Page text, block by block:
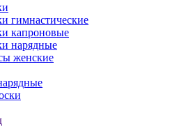
гимнастические
капроновые
нарядные
женские